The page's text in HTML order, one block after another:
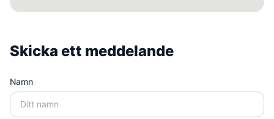
Skicka ett meddelande
Namn